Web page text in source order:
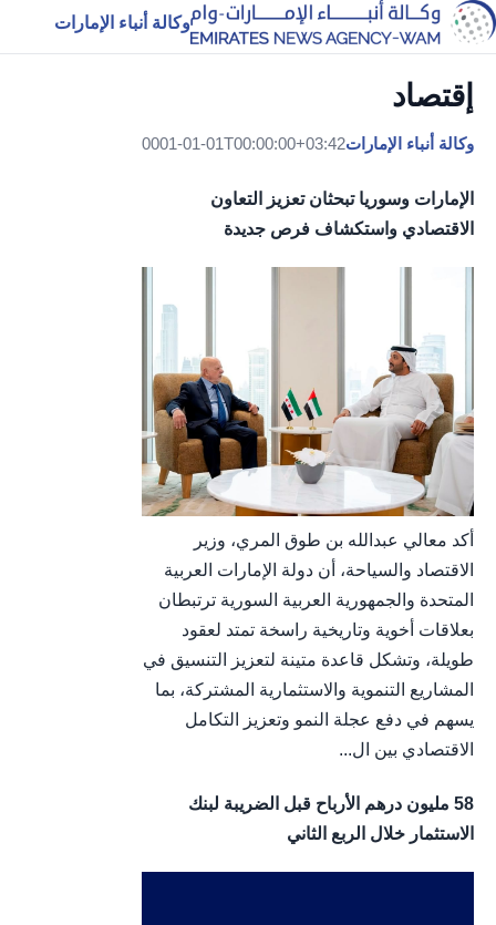
وكالة أنباء الإمارات
إقتصاد
وكالة أنباء الإمارات0001-01-01T00:00:00+03:42
الإمارات وسوريا تبحثان تعزيز التعاون
الاقتصادي واستكشاف فرص جديدة
أكد معالي عبدالله بن طوق المري، وزير
الاقتصاد والسياحة، أن دولة الإمارات العربية
المتحدة والجمهورية العربية السورية ترتبطان
بعلاقات أخوية وتاريخية راسخة تمتد لعقود
طويلة، وتشكل قاعدة متينة لتعزيز التنسيق في
المشاريع التنموية والاستثمارية المشتركة، بما
يسهم في دفع عجلة النمو وتعزيز التكامل
الاقتصادي بين ال...
58 مليون درهم الأرباح قبل الضريبة لبنك
الاستثمار خلال الربع الثاني